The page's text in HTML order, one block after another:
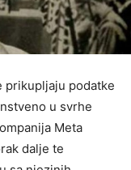
prikupljaju podatke
u svrhe
Meta
dalje te